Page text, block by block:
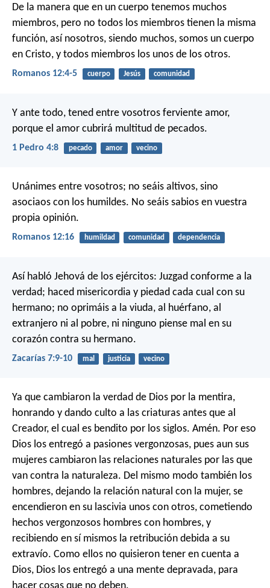
De la manera que en un cuerpo tenemos muchos
miembros, pero no todos los miembros tienen la misma
función, así nosotros, siendo muchos, somos un cuerpo
en Cristo, y todos miembros los unos de los otros.
Romanos 12:4-5 cuerpo Jesús comunidad
Y ante todo, tened entre vosotros ferviente amor,
porque el amor cubrirá multitud de pecados.
1 Pedro 4:8 pecado amor vecino
Unánimes entre vosotros; no seáis altivos, sino
asociaos con los humildes. No seáis sabios en vuestra
propia opinión.
Romanos 12:16 humildad comunidad dependencia
Así habló Jehová de los ejércitos: Juzgad conforme a la
verdad; haced misericordia y piedad cada cual con su
hermano; no oprimáis a la viuda, al huérfano, al
extranjero ni al pobre, ni ninguno piense mal en su
corazón contra su hermano.
Zacarías 7:9-10 mal justicia vecino
Ya que cambiaron la verdad de Dios por la mentira,
honrando y dando culto a las criaturas antes que al
Creador, el cual es bendito por los siglos. Amén. Por eso
Dios los entregó a pasiones vergonzosas, pues aun sus
mujeres cambiaron las relaciones naturales por las que
van contra la naturaleza. Del mismo modo también los
hombres, dejando la relación natural con la mujer, se
encendieron en su lascivia unos con otros, cometiendo
hechos vergonzosos hombres con hombres, y
recibiendo en sí mismos la retribución debida a su
extravío. Como ellos no quisieron tener en cuenta a
Dios, Dios los entregó a una mente depravada, para